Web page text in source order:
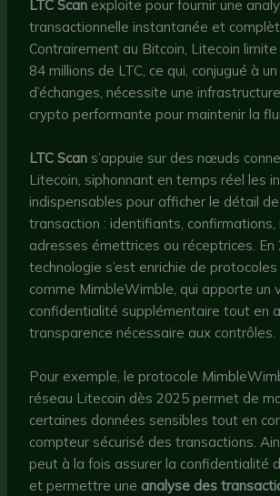
LTC Scan exploite pour fournir une
transactionnelle instantanée et
Contrairement au Bitcoin, Litecoin
84 millions de LTC, ce qui, conjugué à
d’échanges, nécessite une
crypto performante pour maintenir la
LTC Scan s’appuie sur des nœuds
Litecoin, siphonnant en temps réel les
indispensables pour afficher le détail
transaction : identifiants,
adresses émettrices ou réceptrices.
technologie s’est enrichie de
comme MimbleWimble, qui apporte un
confidentialité supplémentaire tout en
transparence nécessaire aux contrôles.
Pour exemple, le protocole
réseau Litecoin dès 2025 permet de
certaines données sensibles tout en
compteur sécurisé des transactions.
peut à la fois assurer la confidentialité
et permettre une analyse des